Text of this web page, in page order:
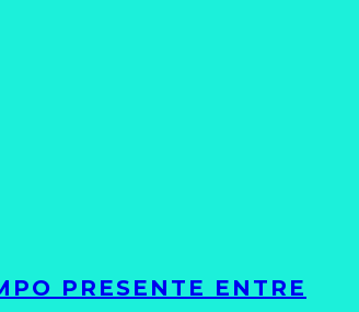
PRESENTE ENTRE